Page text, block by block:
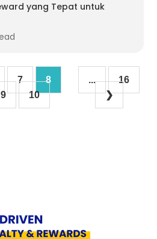
yang Tepat untuk
7
8
9
10
...
16
❯